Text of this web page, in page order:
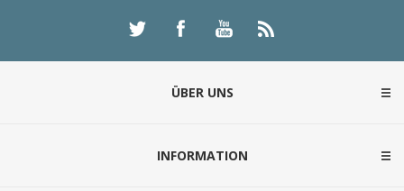
ÜBER UNS
INFORMATION